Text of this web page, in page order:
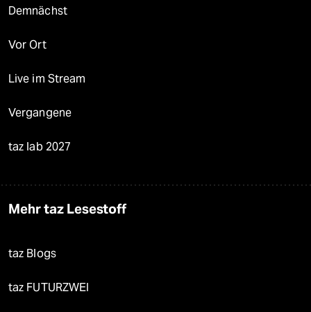
Demnächst
Vor Ort
Live im Stream
Vergangene
taz lab 2027
Mehr taz Lesestoff
taz Blogs
taz FUTURZWEI